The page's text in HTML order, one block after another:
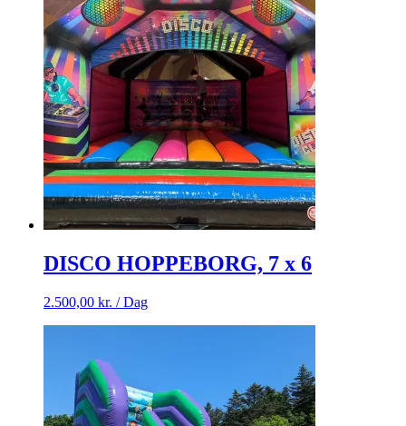
DISCO HOPPEBORG, 7 x 6
2.500,00 kr. / Dag